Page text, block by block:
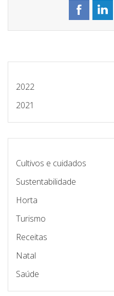
2022
2021
Cultivos e cuidados
Sustentabilidade
Horta
Turismo
Receitas
Natal
Saúde